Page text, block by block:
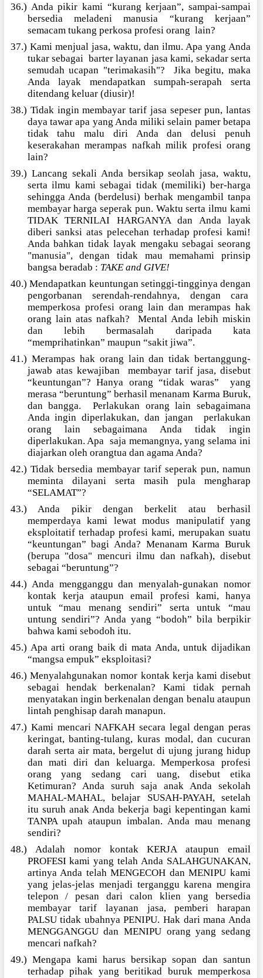
36.) Anda pikir kami “kurang kerjaan”, sampai-sampai
bersedia meladeni manusia “kurang kerjaan”
semacam tukang perkosa profesi orang lain?
37.) Kami menjual jasa, waktu, dan ilmu. Apa yang Anda
tukar sebagai barter layanan jasa kami, sekadar serta
semudah ucapan "terimakasih"?
Jika begitu, maka
Anda layak mendapatkan sumpah-serapah serta
ditendang keluar (diusir)!
38.) Tidak ingin membayar tarif jasa sepeser pun, lantas
daya tawar apa yang Anda miliki selain pamer betapa
tidak tahu malu diri Anda dan delusi penuh
keserakahan merampas nafkah milik profesi orang
lain?
39.) Lancang sekali Anda bersikap seolah jasa, waktu,
serta ilmu kami sebagai tidak (memiliki) ber-harga
sehingga Anda (berdelusi) berhak mengambil tanpa
membayar harga seperak pun. Waktu serta ilmu kami
TIDAK TERNILAI HARGANYA dan Anda layak
diberi sanksi atas pelecehan terhadap profesi kami!
Anda bahkan tidak layak mengaku sebagai seorang
"manusia", dengan tidak mau memahami prinsip
bangsa beradab : TAKE and GIVE!
40.) Mendapatkan keuntungan setinggi-tingginya dengan
pengorbanan serendah-rendahnya, dengan cara
memperkosa profesi orang lain dan merampas hak
orang lain atas nafkah?
Mental Anda lebih miskin
dan lebih bermasalah daripada kata
“memprihatinkan” maupun “sakit jiwa”.
41.) Merampas hak orang lain dan tidak bertanggung-
jawab atas kewajiban
membayar tarif jasa, disebut
“keuntungan”? Hanya orang “tidak waras”
yang
merasa “beruntung” berhasil menanam Karma Buruk,
dan bangga.
Perlakukan orang lain sebagaimana
Anda ingin diperlakukan, dan jangan
perlakukan
orang lain sebagaimana Anda tidak ingin
diperlakukan. Apa saja memangnya, yang selama ini
diajarkan oleh orangtua dan agama Anda?
42.) Tidak bersedia membayar tarif seperak pun, namun
meminta dilayani serta masih pula mengharap
“SELAMAT”?
43.) Anda pikir dengan berkelit atau berhasil
memperdaya kami lewat modus manipulatif yang
eksploitatif terhadap profesi kami, merupakan suatu
“keuntungan” bagi Anda? Menanam Karma Buruk
(berupa "dosa" mencuri ilmu dan nafkah), disebut
sebagai “beruntung”?
44.) Anda mengganggu dan menyalah-gunakan nomor
kontak kerja ataupun email profesi kami, hanya
untuk “mau menang sendiri” serta untuk “mau
untung sendiri”? Anda yang “bodoh” bila berpikir
bahwa kami sebodoh itu.
45.) Apa arti orang baik di mata Anda, untuk dijadikan
“mangsa empuk” eksploitasi?
46.) Menyalahgunakan nomor kontak kerja kami disebut
sebagai hendak berkenalan? Kami tidak pernah
menyatakan ingin berkenalan dengan benalu ataupun
lintah penghisap darah manapun.
47.) Kami mencari NAFKAH secara legal dengan peras
keringat, banting-tulang, kuras modal, dan cucuran
darah serta air mata, bergelut di ujung jurang hidup
dan mati diri dan keluarga. Memperkosa profesi
orang yang sedang cari uang, disebut etika
Ketimuran? Anda suruh saja anak Anda sekolah
MAHAL-MAHAL, belajar SUSAH-PAYAH, setelah
itu suruh anak Anda bekerja bagi kepentingan kami
TANPA upah ataupun imbalan. Anda mau menang
sendiri?
48.) Adalah nomor kontak KERJA ataupun email
PROFESI kami yang telah Anda SALAHGUNAKAN,
artinya Anda telah MENGECOH dan MENIPU kami
yang jelas-jelas menjadi terganggu karena mengira
telepon / pesan dari calon klien yang bersedia
membayar tarif layanan jasa, pemberi harapan
PALSU tidak ubahnya PENIPU. Hak dari mana Anda
MENGGANGGU dan MENIPU orang yang sedang
mencari nafkah?
49.) Mengapa kami harus bersikap sopan dan santun
terhadap pihak yang beritikad buruk memperkosa